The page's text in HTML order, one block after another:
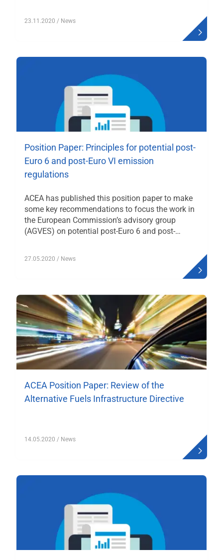
23.11.2020 / News
Position Paper: Principles for potential post‐
Euro 6 and post‐Euro VI emission
regulations
ACEA has published this position paper to make
some key recommendations to focus the work in
the European Commission’s advisory group
(AGVES) on potential post-Euro 6 and post-…
27.05.2020 / News
ACEA Position Paper: Review of the
Alternative Fuels Infrastructure Directive
14.05.2020 / News